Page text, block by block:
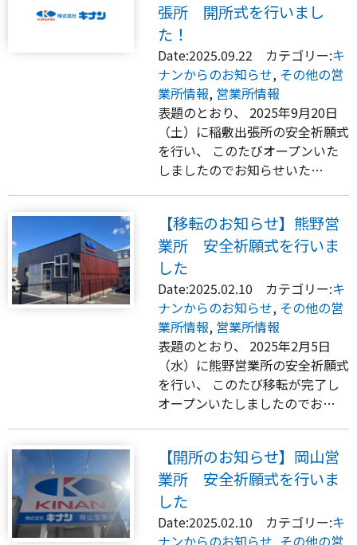
張所 開所式を行いまし
た！
Date:2025.09.22 カテゴリー:キ
ナンからのお知らせ, その他の営
業所情報, 営業所情報
表題のとおり、 2025年9月20日
（土）に稲敷出張所の安全祈願式
を行い、 このたびオープンいた
しましたのでお知らせいた…
【移転のお知らせ】熊野営
業所 安全祈願式を行いま
した
Date:2025.02.10 カテゴリー:キ
ナンからのお知らせ, その他の営
業所情報, 営業所情報
表題のとおり、 2025年2月5日
（水）に熊野営業所の安全祈願式
を行い、 このたび移転が完了し
オープンいたしましたのでお…
【開所のお知らせ】岡山営
業所 安全祈願式を行いま
した
Date:2025.02.10 カテゴリー:キ
ナンからのお知らせ, その他の営